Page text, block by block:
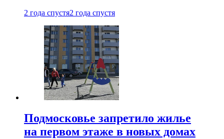
2 года спустя2 года спустя
Подмосковье запретило жилье
на первом этаже в новых домах